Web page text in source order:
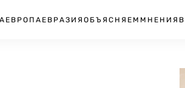
ЕВРОПА ЕВРАЗИЯ ОБЪЯСНЯЕМ МНЕНИЯ